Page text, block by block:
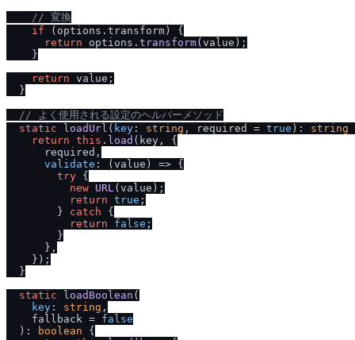
// 変換
if (options. transform ) {
return options. transform(value);
    }
return value;
  }
// よく使用される設定のヘルパーメソッド
static
loadUrl ( key : string , required = true ): string
return this . load (key, {
      required,
validate : ( value ) => {
try {
new URL(value);
return true ;
        }
catch {
return
false ;
        }
      },
    });
  }
static
loadBoolean (
key : string ,
    fallback =
false
  ):
boolean {